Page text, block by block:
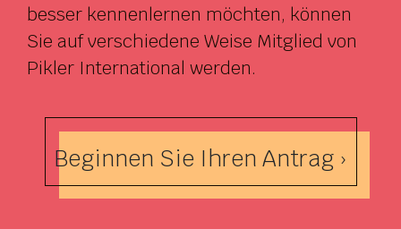
besser kennenlernen möchten, können
Sie auf verschiedene Weise Mitglied von
Pikler International werden.
Beginnen Sie Ihren Antrag ›